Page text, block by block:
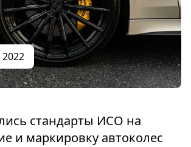
стандарты ИСО на
и маркировку автоколес